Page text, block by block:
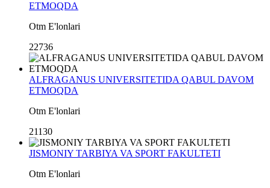
ETMOQDA
Otm E'lonlari
22736
ALFRAGANUS UNIVERSITETIDA QABUL DAVOM
ETMOQDA
Otm E'lonlari
21130
JISMONIY TARBIYA VA SPORT FAKULTETI
Otm E'lonlari